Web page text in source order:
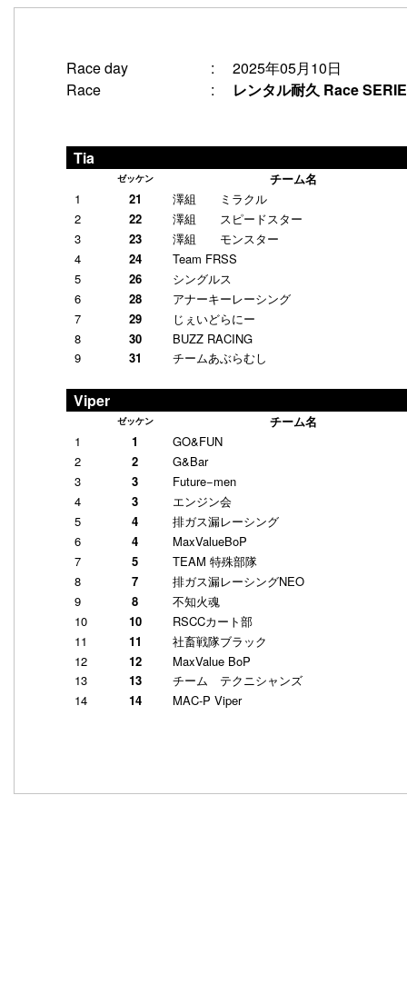
Race day :
2025年05月10日
Race
: レンタル耐久 Race
Tia
ゼッケン
チーム名
1
21
澤組 ミラクル
2
22
澤組 スピードスター
3
23
澤組 モンスター
4
24
Team FRSS
5
26
シングルス
6
28
アナーキーレーシング
7
29
じぇいどらにー
8
30
BUZZ RACING
9
31 チームあぶらむし
Viper
ゼッケン
チーム名
1
1
GO&FUN
2
2
G&Bar
3
3
Future−men
4
3
エンジン会
5
4
排ガス漏レーシング
6
4
MaxValueBoP
7
5
TEAM 特殊部隊
8
7
排ガス漏レーシングNEO
9
8
不知火魂
10
10
RSCCカート部
11
11
社畜戦隊ブラック
12
12
MaxValue BoP
13
13
チーム テクニシャンズ
14
14 MAC-P Viper